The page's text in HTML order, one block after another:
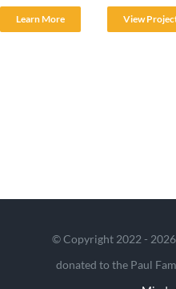
Learn More View
© Copyright 2022 -
donated to the Paul